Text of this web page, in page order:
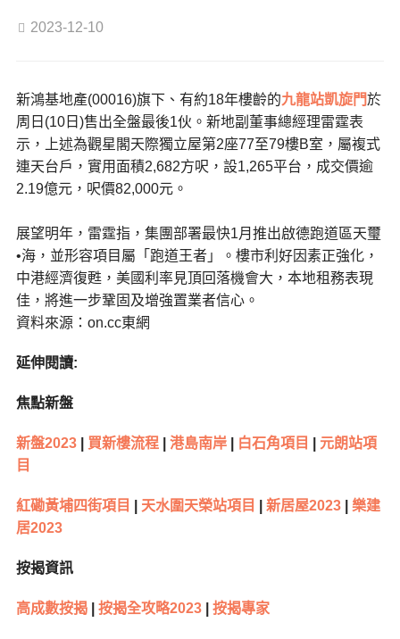
2023-12-10
新鴻基地產(00016)旗下、有約18年樓齡的九龍站凱旋門於
周日(10日)售出全盤最後1伙。新地副董事總經理雷霆表
示，上述為觀星閣天際獨立屋第2座77至79樓B室，屬複式
連天台戶，實用面積2,682方呎，設1,265平台，成交價逾
2.19億元，呎價82,000元。
展望明年，雷霆指，集團部署最快1月推出啟德跑道區天璽
•海，並形容項目屬「跑道王者」。樓市利好因素正強化，
中港經濟復甦，美國利率見頂回落機會大，本地租務表現
佳，將進一步鞏固及增強置業者信心。
資料來源：on.cc東網
延伸閱讀:
焦點新盤
新盤2023| 買新樓流程| 港島南岸| 白石角項目
元朗站項
目
紅磡黃埔四街項目 天水圍天榮站項目 新居屋2023|
樂建
居2023
按揭資訊
高成數按揭| 按揭全攻略2023| 按揭專家